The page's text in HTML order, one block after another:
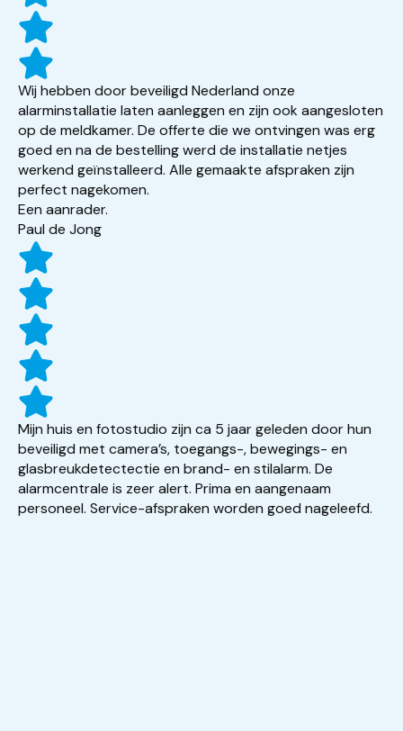
Wij hebben door beveiligd Nederland onze
alarminstallatie laten aanleggen en zijn ook aangesloten
op de meldkamer. De offerte die we ontvingen was erg
goed en na de bestelling werd de installatie netjes
werkend geïnstalleerd. Alle gemaakte afspraken zijn
perfect nagekomen.
Een aanrader.
Paul de Jong
Mijn huis en fotostudio zijn ca 5 jaar geleden door hun
beveiligd met camera’s, toegangs-, bewegings- en
glasbreukdetectectie en brand- en stilalarm. De
alarmcentrale is zeer alert. Prima en aangenaam
personeel. Service-afspraken worden goed nageleefd.